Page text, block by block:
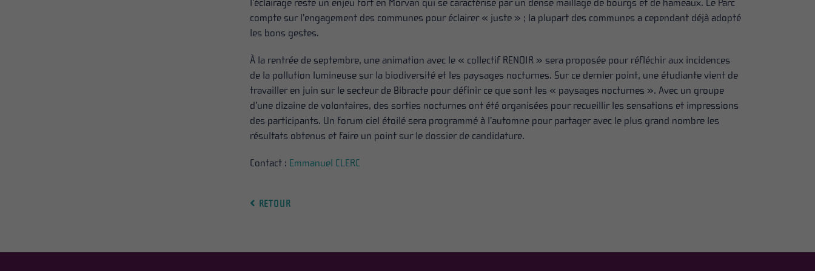
l’éclairage reste un enjeu fort en Morvan qui se caractérise par un dense maillage de bourgs et de hameaux. Le Parc
compte sur l’engagement des communes pour éclairer « juste » ; la plupart des communes a cependant déjà adopté
les bons gestes.
À la rentrée de septembre, une animation avec le « collectif RENOIR » sera proposée pour réfléchir aux incidences
de la pollution lumineuse sur la biodiversité et les paysages nocturnes. Sur ce dernier point, une étudiante vient de
travailler en juin sur le secteur de Bibracte pour définir ce que sont les « paysages nocturnes ». Avec un groupe
d’une dizaine de volontaires, des sorties nocturnes ont été organisées pour recueillir les sensations et impressions
des participants. Un forum ciel étoilé sera programmé à l’automne pour partager avec le plus grand nombre les
résultats obtenus et faire un point sur le dossier de candidature.
Contact : Emmanuel CLERC
RETOUR